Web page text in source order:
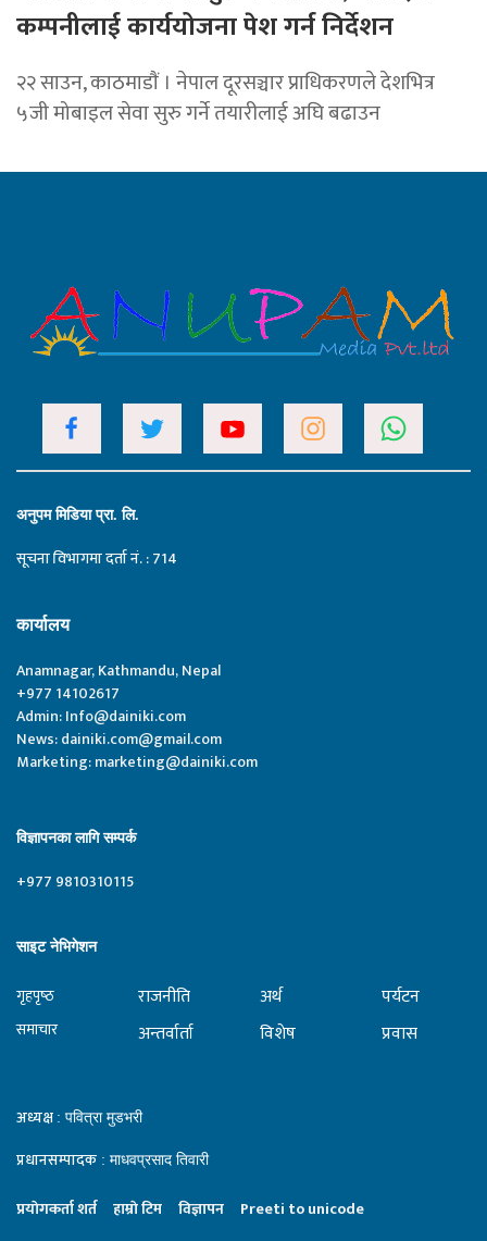
कम्पनीलाई कार्ययोजना पेश गर्न निर्देशन
२२ साउन, काठमाडाैं । नेपाल दूरसञ्चार प्राधिकरणले देशभित्र
५जी मोबाइल सेवा सुरु गर्ने तयारीलाई अघि बढाउन
अनुपम मिडिया प्रा. लि.
सूचना विभागमा दर्ता नं. : 714
कार्यालय
Anamnagar, Kathmandu, Nepal
+977 14102617
Admin:Info@dainiki.com
News:dainiki.com@gmail.com
Marketing:marketing@dainiki.com
विज्ञापनका लागि सम्पर्क
+977 9810310115
साइट नेभिगेशन
गृहपृष्‍ठ
समाचार
राजनीति
अन्तर्वार्ता
अर्थ
विशेष
पर्यटन
प्रवास
अध्यक्ष : पवित्रा मुडभरी
प्रधानसम्पादक : माधवप्रसाद तिवारी
प्रयाेगकर्ता शर्त हाम्राे टिम विज्ञापन Preeti to unicode